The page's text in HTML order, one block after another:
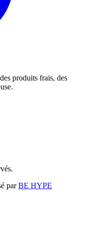
produits frais, des
par BE HYPE